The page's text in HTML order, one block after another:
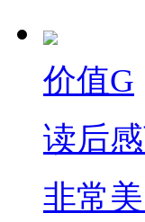
价值G
读后
非常